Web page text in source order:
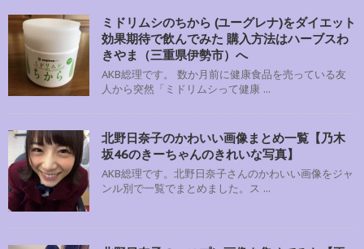
ミドリムシのちから (ユーグレナ)をダイエット
効果期待で飲んでみた 購入方法はハーブスわ
きやま（三重県伊勢市）へ
AKB総理です。 数か月前に健康食品を売っている友
人から突然「ミドリムシって健康 ...
北野日奈子のかわいい画像まとめ一覧【乃木
坂46のきーちゃんのきれいな写真】
AKB総理です。北野日奈子さんのかわいい画像をジャ
ンル別で一覧でまとめました。ス ...